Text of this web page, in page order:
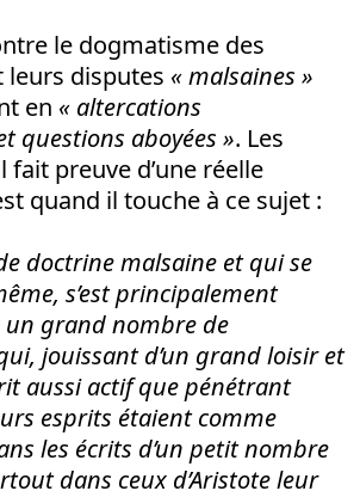
le dogmatisme des
leurs disputes « malsaines »
en « altercations
questions aboyées ». Les
fait preuve d’une réelle
quand il touche à ce sujet :
doctrine malsaine et qui se
s’est principalement
un grand nombre de
jouissant d’un grand loisir et
aussi actif que pénétrant
esprits étaient comme
les écrits d’un petit nombre
dans ceux d’Aristote leur